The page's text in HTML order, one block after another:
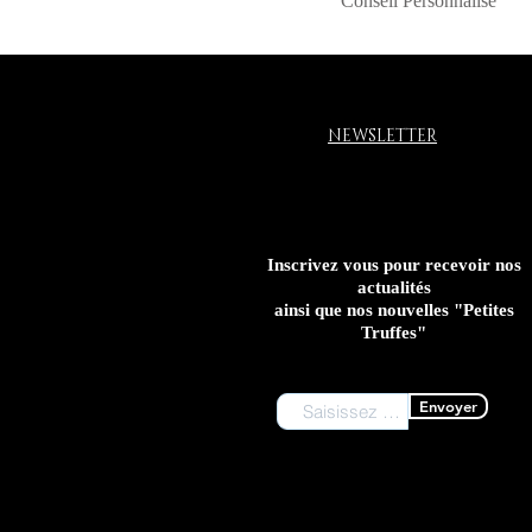
NEWSLETTER
Inscrivez vous pour recevoir nos
actualités
ainsi que nos nouvelles "Petites
Truffes"
Envoyer